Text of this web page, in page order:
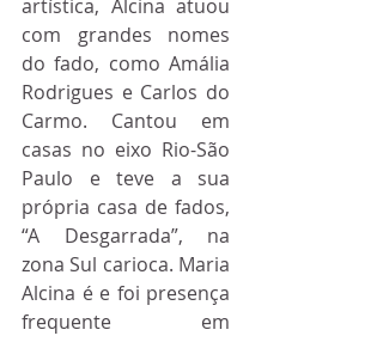
artística, Alcina atuou
com grandes nomes
do fado, como Amália
Rodrigues e Carlos do
Carmo. Cantou em
casas no eixo Rio-São
Paulo e teve a sua
própria casa de fados,
“A Desgarrada”, na
zona Sul carioca. Maria
Alcina é e foi presença
frequente em